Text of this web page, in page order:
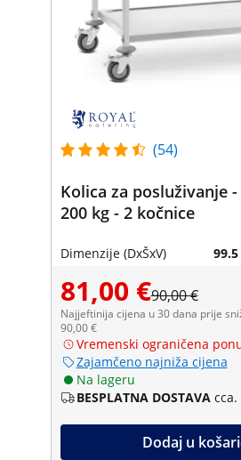
(54)
Kolica za posluživanje
200 kg - 2 kočnice
Dimenzije (DxŠxV)
81,00 €90,00 €
Najjeftinija cijena u 30 dana prije
90,00 €
Vremenski ograničena
Zajamčeno najniža cijena
Na lageru
BESPLATNA DOSTAVA cca.
Dodaj u